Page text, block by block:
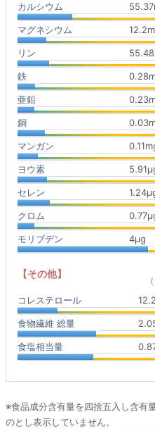
カルシウム
マグネシウム
リン
鉄
亜鉛
銅
マンガン
ヨウ素
セレン
クロム
モリブデン 4μg
【その他】
コレステロール
食物繊維 総量
食塩相当量
※食品成分含有量を四捨五入し含有
のとし表示していません。